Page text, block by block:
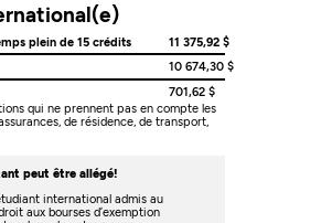
plein de 15 crédits
11 375,92 $
10 674,30 $
701,62 $
qui ne prennent pas en compte les
de résidence, de transport,
peut être allégé!
international admis au
aux bourses d’exemption